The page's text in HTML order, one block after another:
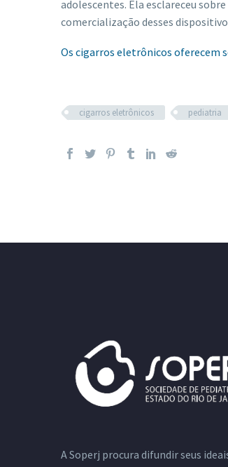
adolescentes. Ela esclareceu
comercialização desses
Os cigarros eletrônicos oferecem
cigarros eletrônicos pediatria
A Soperj procura difundir seus